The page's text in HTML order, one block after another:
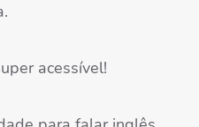
acessível!